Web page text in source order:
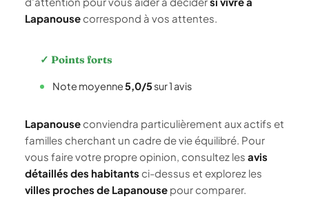
Lapanouse correspond à vos attentes.
✓ Points forts
Note moyenne5,0/5sur 1 avis
Lapanouse conviendra particulièrement aux actifs et
familles cherchant un cadre de vie équilibré. Pour
vous faire votre propre opinion, consultez les avis
détaillés des habitants ci-dessus et explorez les
villes proches de Lapanouse pour comparer.